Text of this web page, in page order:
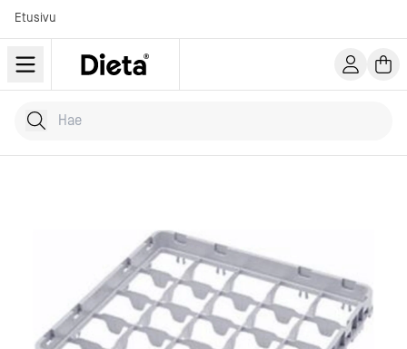
Etusivu
Hae tuotteita
Kirjoita hakusana...